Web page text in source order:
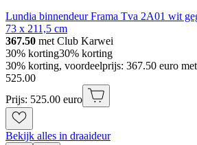
Lundia binnendeur Frama Tva 2A01 wit
73 x 211,5 cm
367.50 met Club Karwei
30% korting30% korting
30% korting, voordeelprijs: 367.50 euro
525.00
Prijs: 525.00 euro
Bekijk alles in draaideur